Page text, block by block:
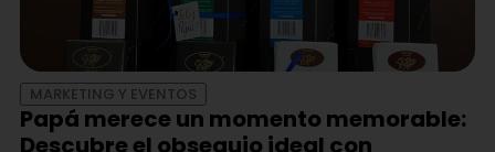
MARKETING Y EVENTOS
Papá merece un momento memorable:
Descubre el obsequio ideal con